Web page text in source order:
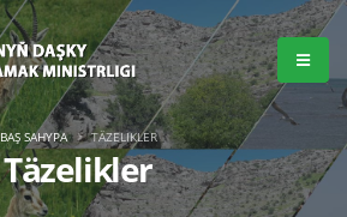
Täzelikler
BAŞ SAHYPA TÄZELIKLER